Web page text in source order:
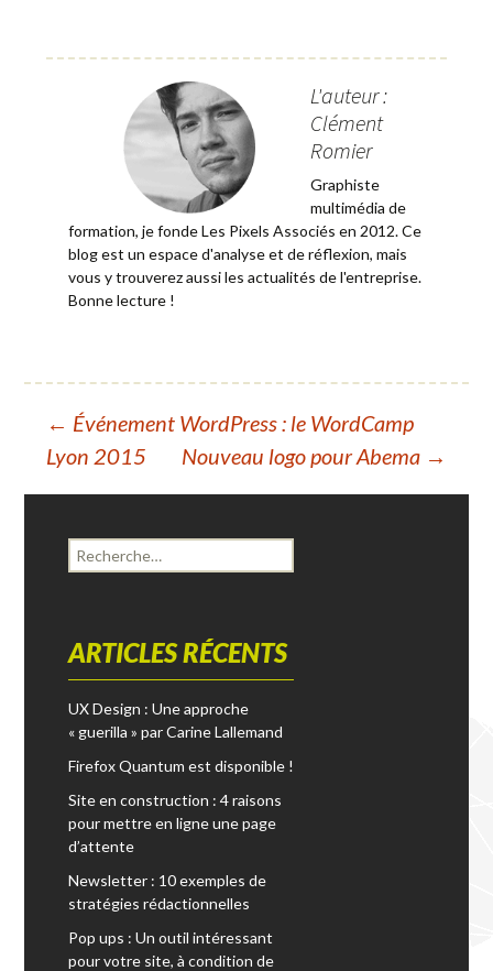
L'auteur :
Clément
Romier
Graphiste
multimédia de
formation, je fonde Les Pixels Associés en 2012. Ce
blog est un espace d'analyse et de réflexion, mais
vous y trouverez aussi les actualités de l'entreprise.
Bonne lecture !
Navigation
des
articles
← Événement WordPress : le WordCamp
Lyon 2015
Nouveau logo pour Abema →
R
e
e
r
h
e
r
:
ARTICLES RÉCENTS
UX Design : Une approche
« guerilla » par Carine Lallemand
Firefox Quantum est disponible !
Site en construction : 4 raisons
pour mettre en ligne une page
d’attente
Newsletter : 10 exemples de
stratégies rédactionnelles
Pop ups : Un outil intéressant
pour votre site, à condition de